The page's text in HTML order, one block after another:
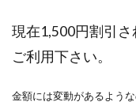
現在1,500円割引
ご利用下さい。
金額には変動があるような